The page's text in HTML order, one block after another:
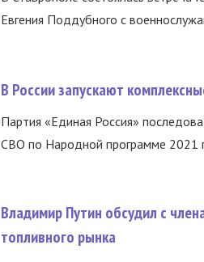
Евгения Поддубного с
В России запускают
Партия «Единая Россия»
СВО по Народной программе 2021
Владимир Путин обсудил с
топливного рынка